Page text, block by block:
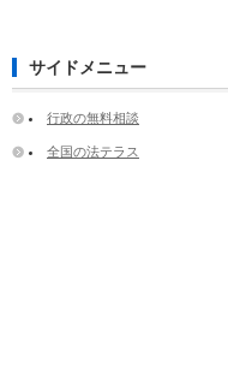
サイドメニュー
行政の無料相談
全国の法テラス